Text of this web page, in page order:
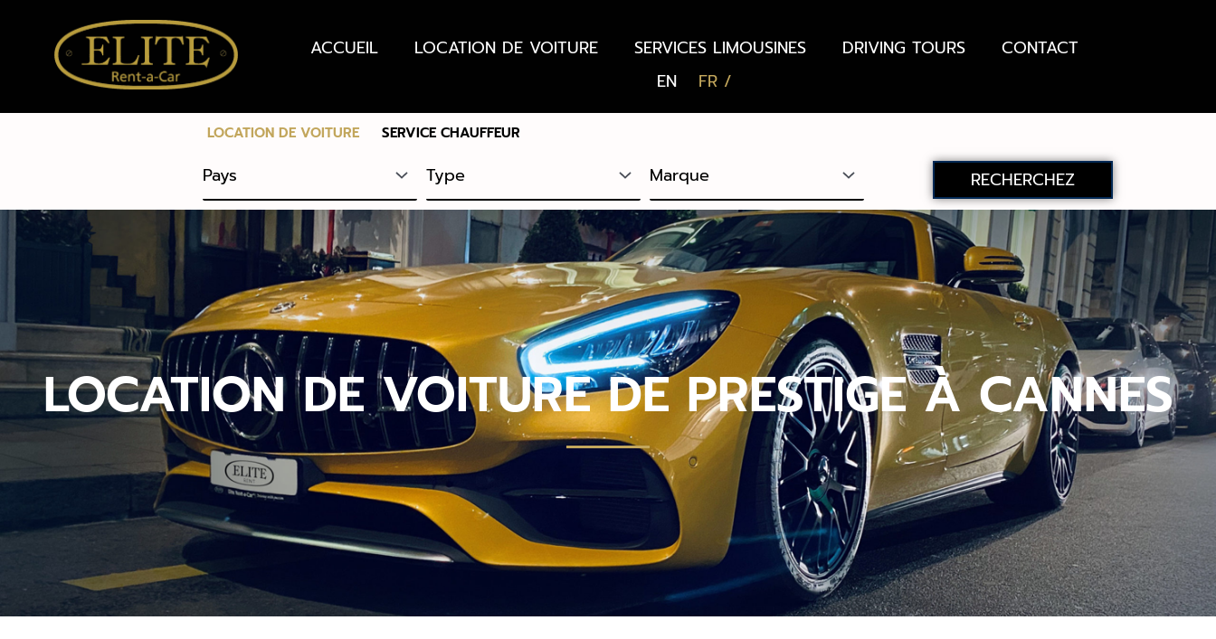
ACCUEIL LOCATION DE VOITURE SERVICES LIMOUSINES DRIVING TOURS
CONTACT
EN
FR
LOCATION DE VOITURE SERVICE CHAUFFEUR
RECHERCHEZ
LOCATION DE VOITURE DE PRESTIGE À CANNES